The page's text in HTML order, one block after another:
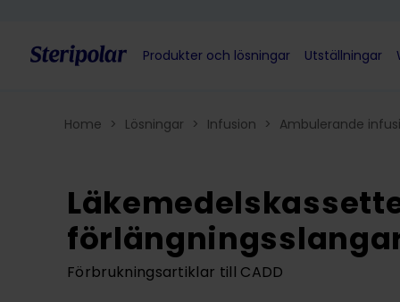
Produkter och lösningar Utställningar
Home > Lösningar > Infusion > Ambulerande
Förbrukningsartiklar till CADD